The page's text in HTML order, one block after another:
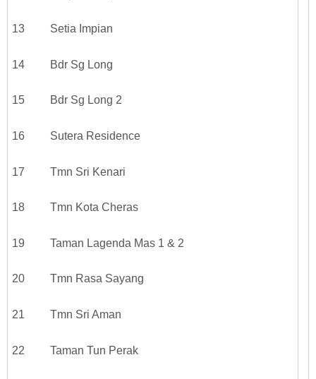
13 Setia Impian
14 Bdr Sg Long
15 Bdr Sg Long 2
16 Sutera Residence
17 Tmn Sri Kenari
18 Tmn Kota Cheras
19 Taman Lagenda Mas 1 & 2
20 Tmn Rasa Sayang
21 Tmn Sri Aman
22 Taman Tun Perak